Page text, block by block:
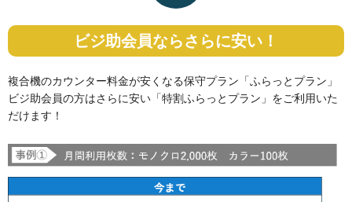
ビジ助会員ならさらに安い！
複合機のカウンター料金が安くなる保守プラン「ふらっとプラン」
ビジ助会員の方はさらに安い「特割ふらっとプラン」をご利用いた
だけます！